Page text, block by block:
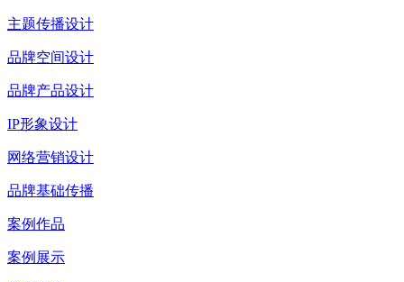
主题传播设计
品牌空间设计
品牌产品设计
IP形象设计
网络营销设计
品牌基础传播
案例作品
案例展示